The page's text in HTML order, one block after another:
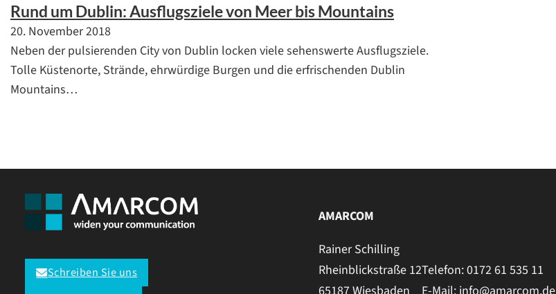
Rund um Dublin: Ausflugsziele von Meer bis Mountains
20. November 2018
Neben der pulsierenden City von Dublin locken viele sehenswerte Ausflugsziele.
Tolle Küstenorte, Strände, ehrwürdige Burgen und die erfrischenden Dublin
Mountains…
Schreiben Sie uns
AMARCOM
Rainer Schilling
Rheinblickstraße 12Telefon: 0172 61 535 11